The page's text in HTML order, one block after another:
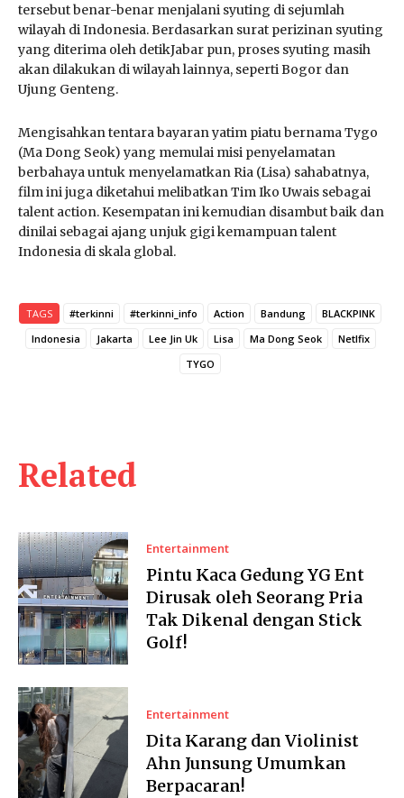
tersebut benar-benar menjalani syuting di sejumlah
wilayah di Indonesia. Berdasarkan surat perizinan syuting
yang diterima oleh detikJabar pun, proses syuting masih
akan dilakukan di wilayah lainnya, seperti Bogor dan
Ujung Genteng.
Mengisahkan tentara bayaran yatim piatu bernama Tygo
(Ma Dong Seok) yang memulai misi penyelamatan
berbahaya untuk menyelamatkan Ria (Lisa) sahabatnya,
film ini juga diketahui melibatkan Tim Iko Uwais sebagai
talent action. Kesempatan ini kemudian disambut baik dan
dinilai sebagai ajang unjuk gigi kemampuan talent
Indonesia di skala global.
TAGS #terkinni #terkinni_info Action Bandung
BLACKPINK
Indonesia
Jakarta Lee Jin Uk Lisa Ma Dong Seok
Netlfix
TYGO
Related
Entertainment
Pintu Kaca Gedung YG Ent
Dirusak oleh Seorang Pria
Tak Dikenal dengan Stick
Golf!
Entertainment
Dita Karang dan Violinist
Ahn Junsung Umumkan
Berpacaran!